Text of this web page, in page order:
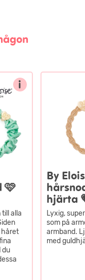
i
🩷
alla
håret
du
By
hjärta
Lyxig,
som på
armband.
med